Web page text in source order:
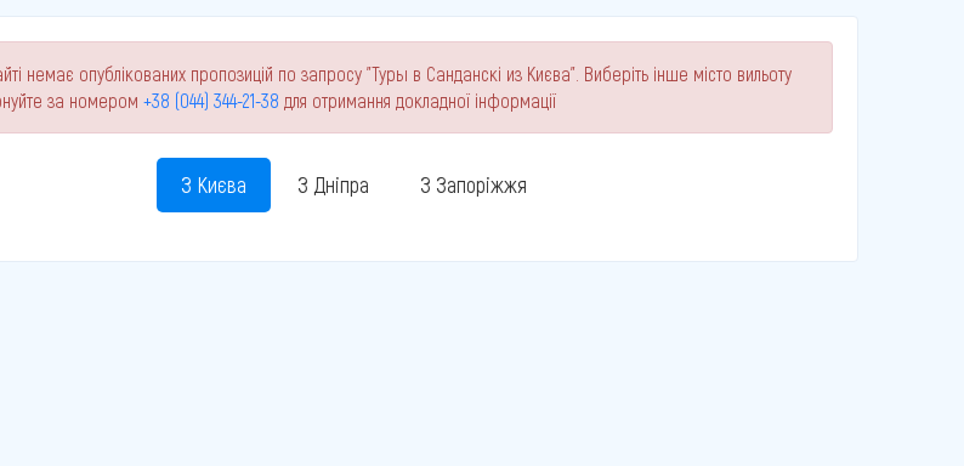
немає опублікованих пропозицій по запросу "Туры в Санданскі из Києва". Виберіть інше місто вильоту
за номером +38 (044) 344-21-38 для отримання докладної інформації
З Києва З Дніпра З Запоріжжя